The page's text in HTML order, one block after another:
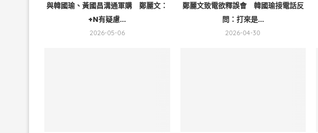
與韓國瑜、黃國昌溝通軍購 鄭麗文：
+N有疑慮...
2026-05-06
鄭麗文致電欲釋誤會 韓國瑜接電話反
問：打來是...
2026-04-30